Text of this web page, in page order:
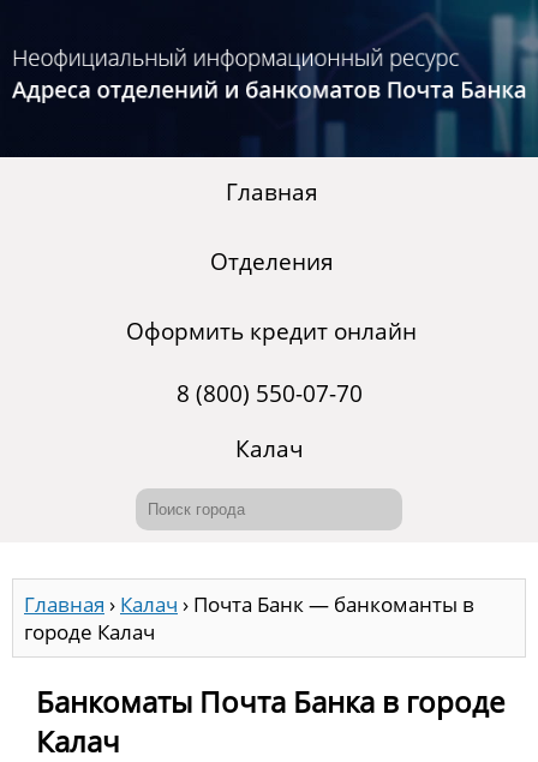
Главная
Отделения
Оформить кредит онлайн
8 (800) 550-07-70
Калач
Главная › Калач › Почта Банк — банкоманты в
городе Калач
Банкоматы Почта Банка в городе
Калач